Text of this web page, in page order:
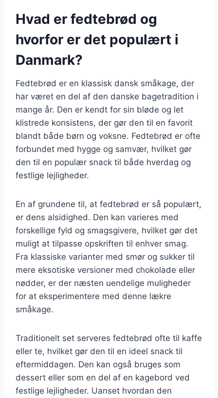
Hvad er fedtebrød og
hvorfor er det populært i
Danmark?
Fedtebrød er en klassisk dansk småkage, der
har været en del af den danske bagetradition i
mange år. Den er kendt for sin bløde og let
klistrede konsistens, der gør den til en favorit
blandt både børn og voksne. Fedtebrød er ofte
forbundet med hygge og samvær, hvilket gør
den til en populær snack til både hverdag og
festlige lejligheder.
En af grundene til, at fedtebrød er så populært,
er dens alsidighed. Den kan varieres med
forskellige fyld og smagsgivere, hvilket gør det
muligt at tilpasse opskriften til enhver smag.
Fra klassiske varianter med smør og sukker til
mere eksotiske versioner med chokolade eller
nødder, er der næsten uendelige muligheder
for at eksperimentere med denne lækre
småkage.
Traditionelt set serveres fedtebrød ofte til kaffe
eller te, hvilket gør den til en ideel snack til
eftermiddagen. Den kan også bruges som
dessert eller som en del af en kagebord ved
festlige lejligheder. Uanset hvordan den